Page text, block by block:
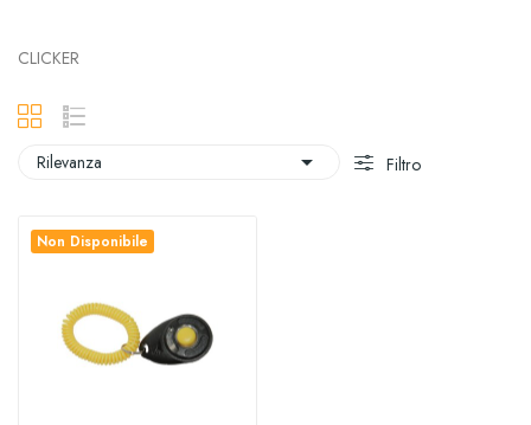
CLICKER
Rilevanza  Filtro
Non Disponibile